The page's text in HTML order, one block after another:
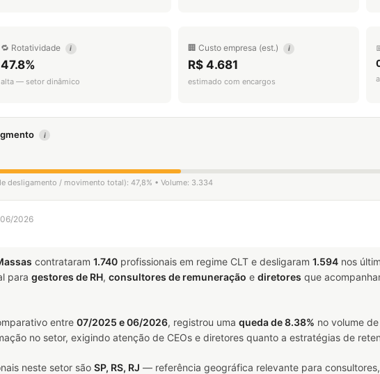
🔁 Rotatividade i
47.8%
alta — setor dinâmico
🏢 Custo empresa (est.) i
R$ 4.681
estimado com encargos
i
desligamento / movimento total): 47,8% • Volume: 3.334
2026
contrataram 1.740 profissionais em regime CLT e desligaram 1.594 nos
para gestores de RH, consultores de remuneração e diretores que
entre 07/2025 e 06/2026, registrou uma queda de 8.38% no volume
no setor, exigindo atenção de CEOs e diretores quanto a estratégias de
neste setor são SP, RS, RJ — referência geográfica relevante para